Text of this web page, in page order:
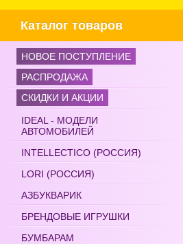
Каталог товаров
НОВОЕ ПОСТУПЛЕНИЕ
РАСПРОДАЖА
СКИДКИ И АКЦИИ
IDEAL - МОДЕЛИ
АВТОМОБИЛЕЙ
INTELLECTICO (РОССИЯ)
LORI (РОССИЯ)
АЗБУКВАРИК
БРЕНДОВЫЕ ИГРУШКИ
БУМБАРАМ